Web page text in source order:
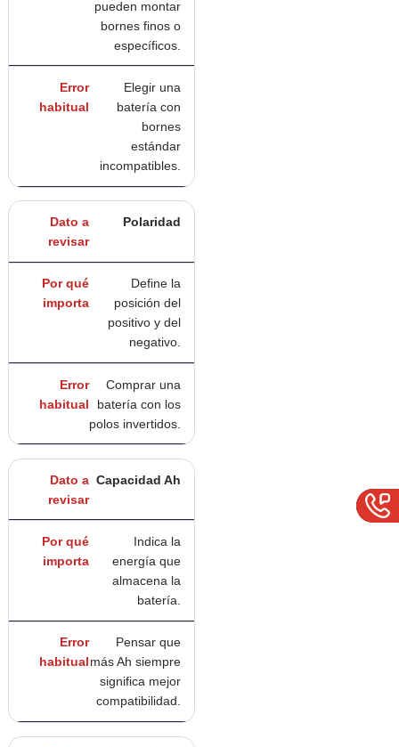
pueden montar
bornes finos o
específicos.
Elegir una
batería con
bornes
estándar
incompatibles.
Polaridad
Define la
posición del
positivo y del
negativo.
Comprar una
batería con los
polos invertidos.
Capacidad Ah
Indica la
energía que
almacena la
batería.
Pensar que
más Ah siempre
significa mejor
compatibilidad.